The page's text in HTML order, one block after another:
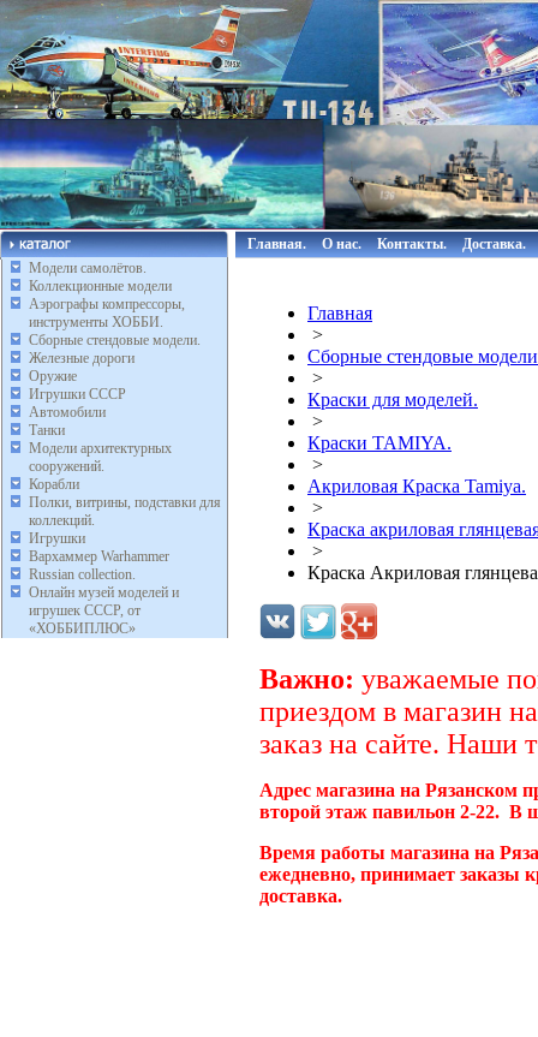
Модели самолётов.
Коллекционные модели
Аэрографы компрессоры,
инструменты ХОББИ.
Сборные стендовые модели.
Железные дороги
Оружие
Игрушки СССР
Автомобили
Танки
Модели архитектурных
сооружений.
Корабли
Полки, витрины, подставки для
коллекций.
Игрушки
Вархаммер Warhammer
Russian collection.
Онлайн музей моделей и
игрушек СССР, от
«ХОББИПЛЮС»
Главная. О нас. Контакты. Доставка.
Главная
>
Сборные стендовые
>
Краски для моделей.
>
Краски TAMIYA.
>
Акриловая Краска Tamiya.
>
Краска акриловая
>
Краска Акриловая
Важно: уважаемые
приездом в магазин
заказ на сайте. Наши
Адрес магазина на Рязанском
второй этаж павильон 2-22. В
Время работы магазина на
ежедневно, принимает заказы
доставка.